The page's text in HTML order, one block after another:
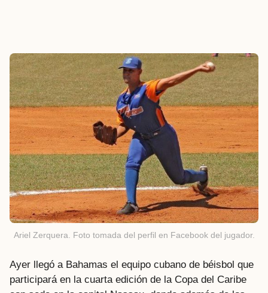
Ariel Zerquera. Foto tomada del perfil en Facebook del jugador.
Ayer llegó a Bahamas el equipo cubano de béisbol que
participará en la cuarta edición de la Copa del Caribe